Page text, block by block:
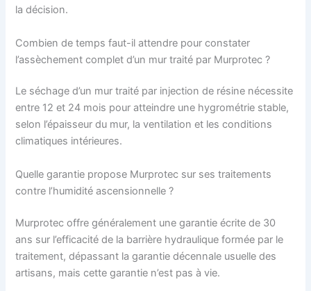
la décision.
Combien de temps faut-il attendre pour constater
l’assèchement complet d’un mur traité par Murprotec ?
Le séchage d’un mur traité par injection de résine nécessite
entre 12 et 24 mois pour atteindre une hygrométrie stable,
selon l’épaisseur du mur, la ventilation et les conditions
climatiques intérieures.
Quelle garantie propose Murprotec sur ses traitements
contre l’humidité ascensionnelle ?
Murprotec offre généralement une garantie écrite de 30
ans sur l’efficacité de la barrière hydraulique formée par le
traitement, dépassant la garantie décennale usuelle des
artisans, mais cette garantie n’est pas à vie.